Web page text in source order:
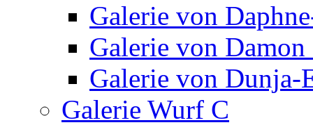
Galerie von
Galerie von
Galerie von Dunja-
Galerie Wurf C